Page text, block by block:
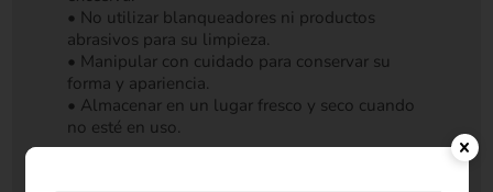
• No utilizar blanqueadores ni productos
abrasivos para su limpieza.
• Manipular con cuidado para conservar su
forma y apariencia.
• Almacenar en un lugar fresco y seco cuando
no esté en uso.